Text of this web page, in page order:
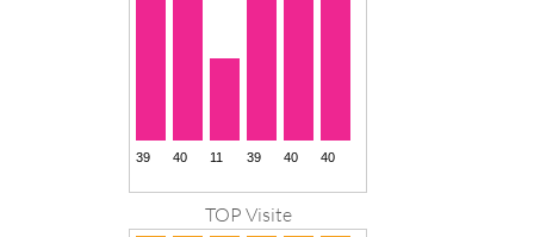
TOP Visite